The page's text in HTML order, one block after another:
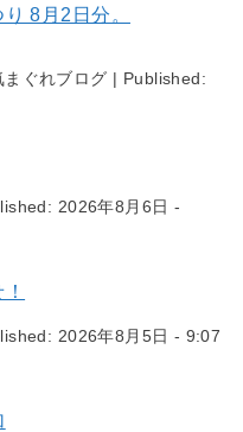
8月2日分。
まぐれブログ | Published:
2026年8月6日 -
2026年8月5日 - 9:07